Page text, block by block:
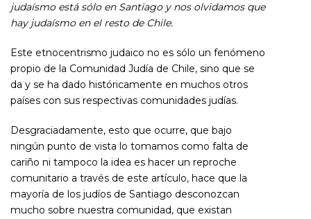
judaísmo está sólo en Santiago y nos olvidamos que
hay judaísmo en el resto de Chile.
Este etnocentrismo judaico no es sólo un fenómeno
propio de la Comunidad Judía de Chile, sino que se
da y se ha dado históricamente en muchos otros
países con sus respectivas comunidades judías.
Desgraciadamente, esto que ocurre, que bajo
ningún punto de vista lo tomamos como falta de
cariño ni tampoco la idea es hacer un reproche
comunitario a través de este artículo, hace que la
mayoría de los judíos de Santiago desconozcan
mucho sobre nuestra comunidad, que existan